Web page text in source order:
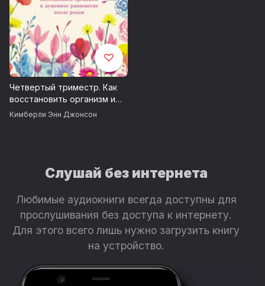
Четвертый триместр. Как
восстановить организм и
душевное равновесие
Кимберли Энн Джонсон
Слушай без интернета
Любимые аудиокниги всегда доступны для
прослушивания без доступа к интернету.
Для этого всего лишь нужно загрузить книгу
на устройство.